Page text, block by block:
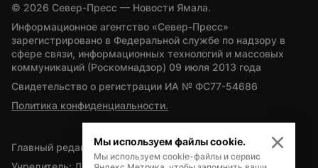
© 2026 Север-Пресс — Новости Ямала.
Информационное агентство «Север-Пресс»
зарегистрировано в Федеральной службе по надзору в
сфере связи, информационных технологий и массовых
коммуникаций (Роскомнадзор) 09 июля 2013 года
Свидетельство о регистрации ИА № ФС77-54686
Политика конфиденциальности.
Главный редактор — А.Л. Поздеев
Мы используем файлы cookie.
Мы используем cookie-файлы и сервис